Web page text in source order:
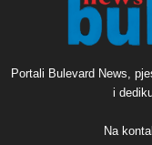
Portali Bulevard News,
i
Na